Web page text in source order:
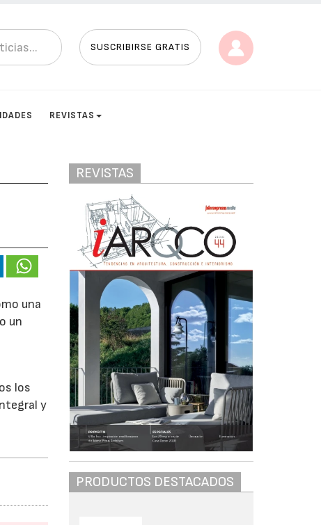
SUSCRIBIRSE GRATIS
REVISTAS
una
un
los
y
REVISTAS
PRODUCTOS DESTACADOS